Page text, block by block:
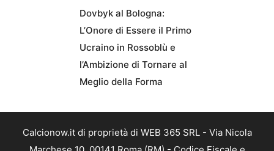
Dovbyk al Bologna:
L’Onore di Essere il Primo
Ucraino in Rossoblù e
l’Ambizione di Tornare al
Meglio della Forma
Calcionow.it di proprietà di WEB 365 SRL - Via Nicola